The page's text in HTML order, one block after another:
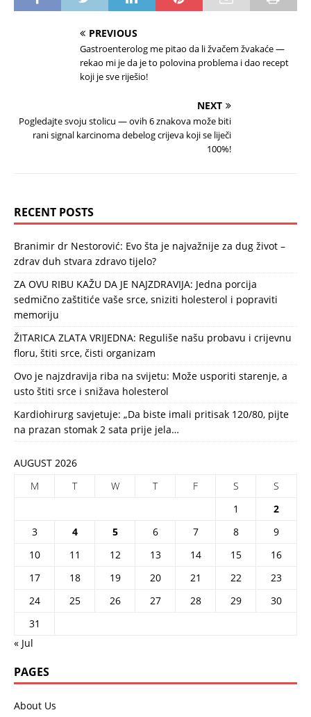
PREVIOUS
Gastroenterolog me pitao da li žvačem žvakaće —
rekao mi je da je to polovina problema i dao recept
koji je sve riješio!
NEXT
Pogledajte svoju stolicu — ovih 6 znakova može biti
rani signal karcinoma debelog crijeva koji se liječi
100%!
RECENT POSTS
Branimir dr Nestorović: Evo šta je najvažnije za dug život –
zdrav duh stvara zdravo tijelo?
ZA OVU RIBU KAŽU DA JE NAJZDRAVIJA: Jedna porcija
sedmično zaštitiće vaše srce, sniziti holesterol i popraviti
memoriju
ŽITARICA ZLATA VRIJEDNA: Reguliše našu probavu i crijevnu
floru, štiti srce, čisti organizam
Ovo je najzdravija riba na svijetu: Može usporiti starenje, a
usto štiti srce i snižava holesterol
Kardiohirurg savjetuje: „Da biste imali pritisak 120/80, pijte
na prazan stomak 2 sata prije jela…
AUGUST 2026
M
T W T F S
S
1
2
3
4 5 6 7 8
9
10
11 12 13 14 15
16
17
18 19 20 21 22
23
24
25 26 27 28 29
30
31
« Jul
PAGES
About Us